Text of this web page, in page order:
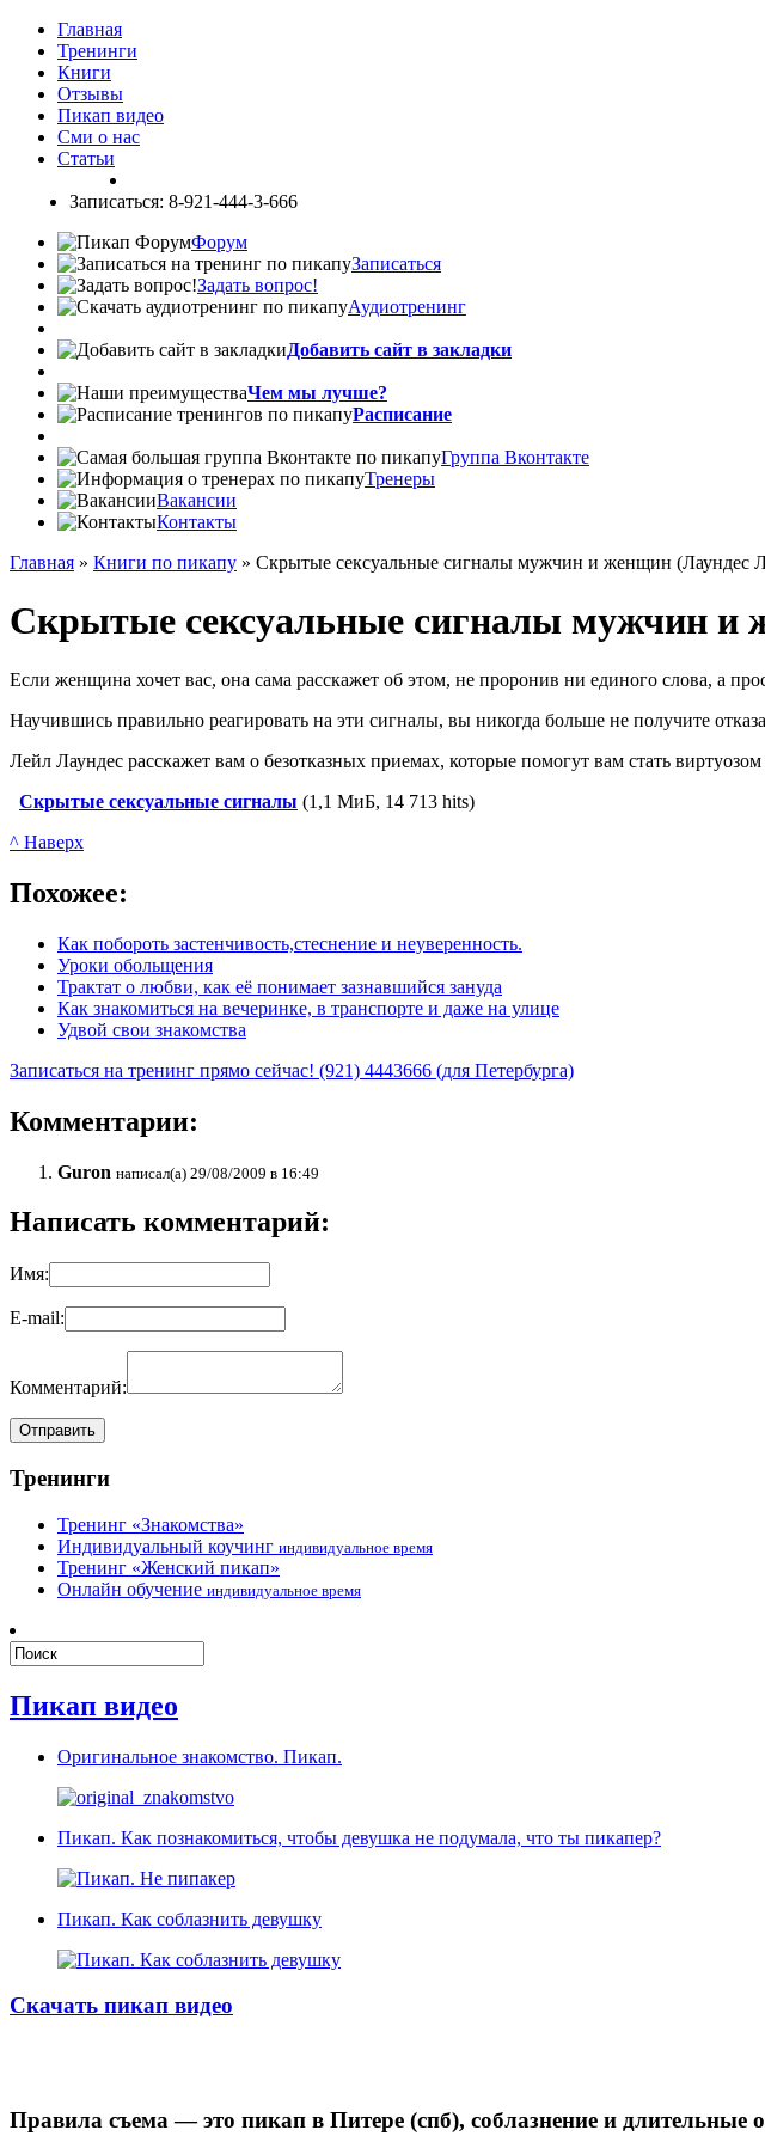
Главная
Тренинги
Книги
Отзывы
Пикап видео
Сми о нас
Статьи
Записаться: 8-921-444-3-666
Форум
Записаться
Задать вопрос!
Аудиотренинг
Добавить сайт в закладки
Чем мы лучше?
Расписание
Группа Вконтакте
Тренеры
Вакансии
Контакты
Главная » Книги по пикапу » Скрытые сексуальные сигналы мужчин и женщин (Лаундес
Скрытые сексуальные сигналы мужчин и
Если женщина хочет вас, она сама расскажет об этом, не проронив ни единого слова, а
Научившись правильно реагировать на эти сигналы, вы никогда больше не получите
Лейл Лаундес расскажет вам о безотказных приемах, которые помогут вам стать
Скрытые сексуальные сигналы (1,1 МиБ, 14 713 hits)
^ Наверх
Похожее:
Как побороть застенчивость,стеснение и неуверенность.
Уроки обольщения
Трактат о любви, как её понимает зазнавшийся зануда
Как знакомиться на вечеринке, в транспорте и даже на улице
Удвой свои знакомства
Записаться на тренинг прямо сейчас! (921) 4443666 (для Петербурга)
Комментарии:
Guron написал(а) 29/08/2009 в 16:49
Написать комментарий:
Имя:
E-mail:
Комментарий:
Тренинги
Тренинг «Знакомства»
Индивидуальный коучинг индивидуальное время
Тренинг «Женский пикап»
Онлайн обучение индивидуальное время
Пикап видео
Оригинальное знакомство. Пикап.
Пикап. Как познакомиться, чтобы девушка не подумала, что ты пикапер?
Пикап. Как соблазнить девушку
Скачать пикап видео
Правила съема — это пикап в Питере (спб), соблазнение и длительные